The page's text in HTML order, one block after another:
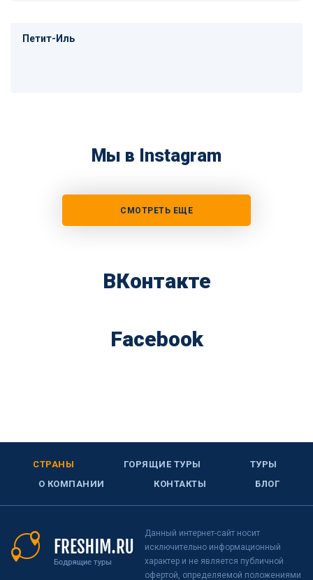
Петит-Иль
Мы в Instagram
СМОТРЕТЬ ЕЩЕ
ВКонтакте
Facebook
СТРАНЫ ГОРЯЩИЕ ТУРЫ
ТУРЫ
О КОМПАНИИ
КОНТАКТЫ БЛОГ
Данный интернет-сайт носит
исключительно информационный
характер и не является публичной
офертой, определяемой положениями